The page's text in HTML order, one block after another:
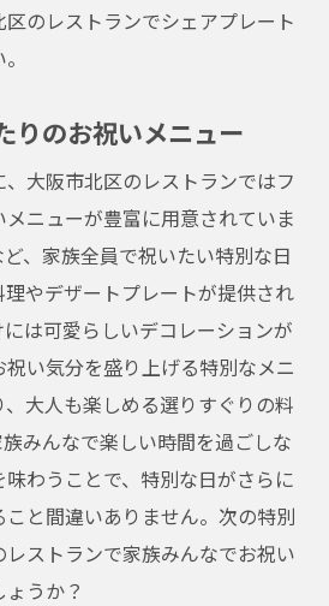
のレストランでシェアプレート
りのお祝いメニュー
大阪市北区のレストランではフ
ニューが豊富に用意されていま
、家族全員で祝いたい特別な日
やデザートプレートが提供され
は可愛らしいデコレーションが
い気分を盛り上げる特別なメニ
大人も楽しめる選りすぐりの料
みんなで楽しい時間を過ごしな
わうことで、特別な日がさらに
と間違いありません。次の特別
ストランで家族みんなでお祝い
うか？